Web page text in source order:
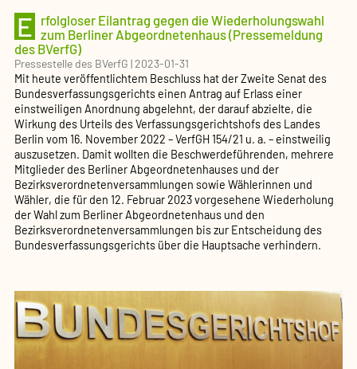
E rfolgloser Eilantrag gegen die Wiederholungswahl
zum Berliner Abgeordnetenhaus (Pressemeldung
des BVerfG)
Pressestelle des BVerfG |2023-01-31
Mit heute veröffentlichtem Beschluss hat der Zweite Senat des
Bundesverfassungsgerichts einen Antrag auf Erlass einer
einstweiligen Anordnung abgelehnt, der darauf abzielte, die
Wirkung des Urteils des Verfassungsgerichtshofs des Landes
Berlin vom 16. November 2022 – VerfGH 154/21 u. a. – einstweilig
auszusetzen. Damit wollten die Beschwerdeführenden, mehrere
Mitglieder des Berliner Abgeordnetenhauses und der
Bezirksverordnetenversammlungen sowie Wählerinnen und
Wähler, die für den 12. Februar 2023 vorgesehene Wiederholung
der Wahl zum Berliner Abgeordnetenhaus und den
Bezirksverordnetenversammlungen bis zur Entscheidung des
Bundesverfassungsgerichts über die Hauptsache verhindern.